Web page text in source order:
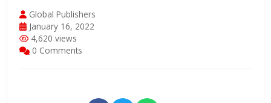
Global Publishers
January 16, 2022
4,620 views
0 Comments